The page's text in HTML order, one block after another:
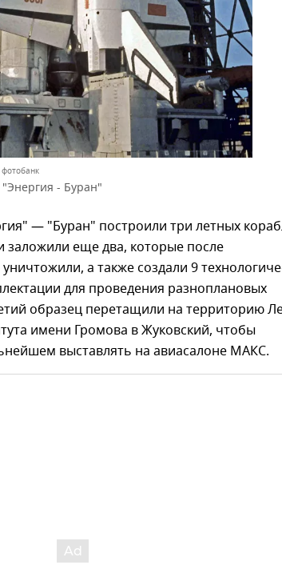
"Энергия - Буран"
— "Буран" построили три летных
заложили еще два, которые после
а также создали 9
для проведения разноплановых
образец перетащили на территорию
имени Громова в Жуковский, чтобы
выставлять на авиасалоне МАКС.